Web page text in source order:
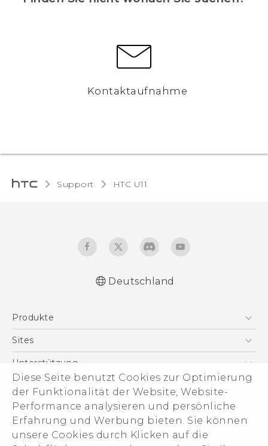
Diese Seite benutzt Cookies zur Optimierung
der Funktionalität der Website, Website-
Performance analysieren und persönliche
Erfahrung und Werbung bieten. Sie können
unsere Cookies durch Klicken auf die
Kontaktaufnahme
Support HTC U11‎
Deutsch - Informationen zur Sicherheit und
Deutsch - Informationen zur Sicherheit und
behördliche Bestimmungen (Dual Nano-
SIM)
English - User manual
English - Safety and regulatory guide
(Nano-SIM)
English - Safety and regulatory guide (Dual
Deutschland
Produkte
Smartphones
VIVE
Zubehör
Sites
HTC Dev
HTC Vive
Unterstützung
Unterstützung
eCommerce Support
Über HTC
ESG
Impressum
Investor